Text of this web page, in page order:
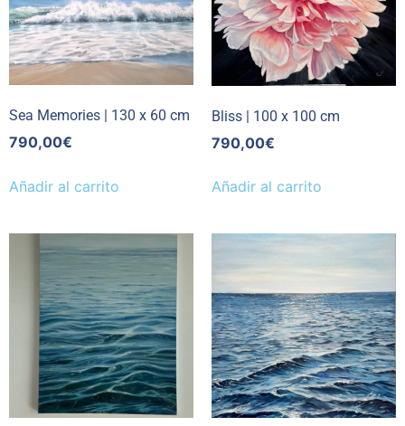
Sea Memories | 130 x 60 cm
790,00€
Añadir al carrito
Bliss | 100 x 100 cm
790,00€
Añadir al carrito